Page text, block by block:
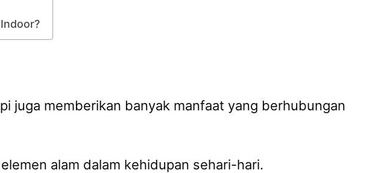
juga memberikan banyak manfaat yang berhubungan
alam dalam kehidupan sehari-hari.